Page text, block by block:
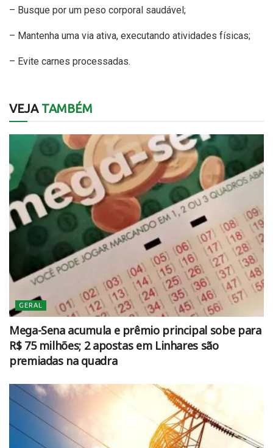
– Busque por um peso corporal saudável;
– Mantenha uma via ativa, executando atividades físicas;
– Evite carnes processadas.
VEJATAMBÉM
GERAL
Mega-Sena acumula e prêmio principal sobe para
R$ 75 milhões; 2 apostas em Linhares são
premiadas na quadra